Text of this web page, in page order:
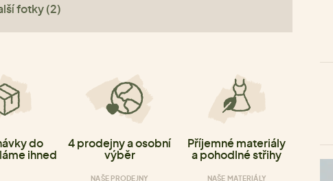
fotky (2)
do
ihned
4 prodejny a osobní
výběr
NAŠE PRODEJNY
Příjemné materiály
a pohodlné střihy
NAŠE MATERIÁLY